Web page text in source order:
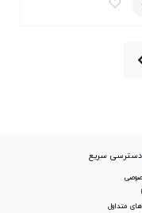
دسترسی سریع
متداول